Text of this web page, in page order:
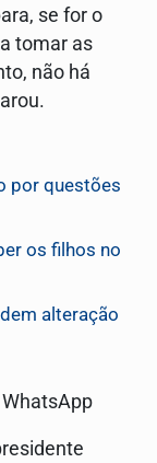
se for o
tomar as
não há
por questões
os filhos no
alteração
WhatsApp